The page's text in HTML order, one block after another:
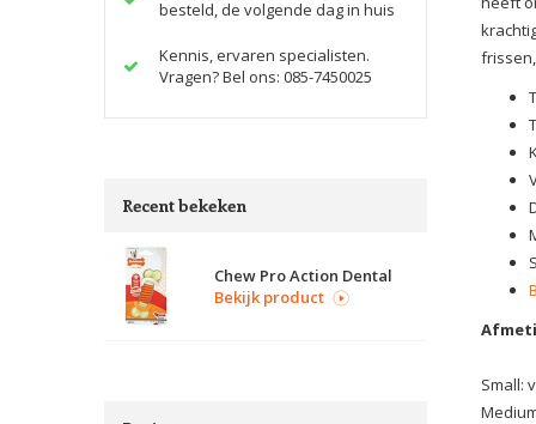
besteld, de volgende dag in huis
Kennis, ervaren specialisten.
Vragen? Bel ons: 085-7450025
Recent bekeken
Chew Pro Action Dental
Bekijk product
Small: